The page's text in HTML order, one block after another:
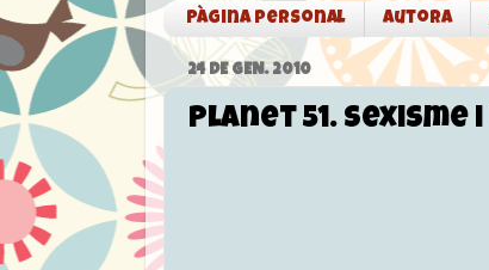
Pàgina personal Autora
24 DE GEN. 2010
Planet 51.